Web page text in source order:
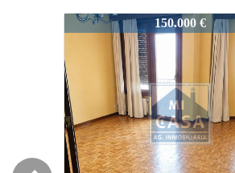
3730-CASACENTRO
150.000 €